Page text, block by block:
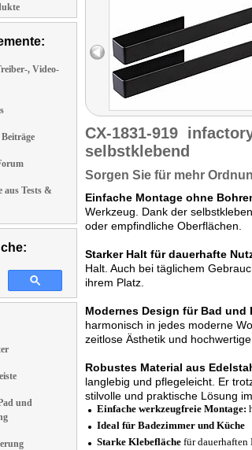
, Video-
aus Tests &
und
CX-1831-919
selbstklebend
Sorgen Sie für mehr
Einfache Montage ohne
Werkzeug. Dank der
oder empfindliche Oberflächen.
Starker Halt für dauerhafte
Halt. Auch bei täglichem
ihrem Platz.
Modernes Design für Bad und
harmonisch in jedes moderne
zeitlose Ästhetik und hochwertige
Robustes Material aus
langlebig und pflegeleicht. Er
stilvolle und praktische Lösung im
Einfache werkzeugfreie Montage:
Ideal für Badezimmer und Küche
Starke Klebefläche für dauerhaften